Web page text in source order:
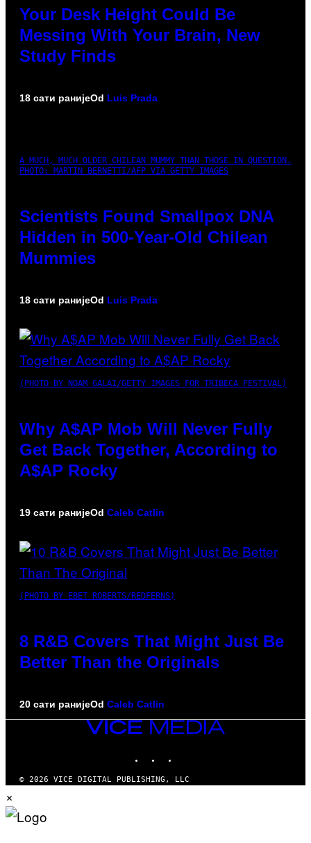
Your Desk Height Could Be
Messing With Your Brain, New
Study Finds
18 сати ранијеOd Luis Prada
A MUCH, MUCH OLDER CHILEAN MUMMY THAN THOSE IN QUESTION.
PHOTO: MARTIN BERNETTI/AFP VIA GETTY IMAGES
Scientists Found Smallpox DNA
Hidden in 500-Year-Old Chilean
Mummies
18 сати ранијеOd Luis Prada
(PHOTO BY NOAM GALAI/GETTY IMAGES FOR TRIBECA FESTIVAL)
Why A$AP Mob Will Never Fully
Get Back Together, According to
A$AP Rocky
19 сати ранијеOd Caleb Catlin
(PHOTO BY EBET ROBERTS/REDFERNS)
8 R&B Covers That Might Just Be
Better Than the Originals
20 сати ранијеOd Caleb Catlin
VICE
MEDIA
© 2026 VICE DIGITAL PUBLISHING, LLC
×